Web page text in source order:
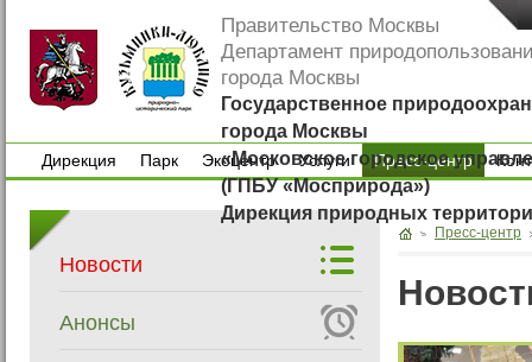
Правительство Москвы
Департамент
города Москвы
Государственное
города Москвы
«Московское городское
(ГПБУ «Мосприрода»)
Дирекция природных
Дирекция
Парк
Экоцентр
Экоцентр
Услуги
Услуги
Пресс-центр
Новости
Анонсы
Пресс-центр